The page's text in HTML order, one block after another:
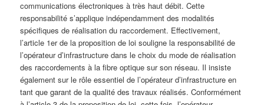
communications électroniques à très haut débit. Cette
responsabilité s’applique indépendamment des modalités
spécifiques de réalisation du raccordement. Effectivement,
l’article 1er de la proposition de loi souligne la responsabilité de
l’opérateur d’infrastructure dans le choix du mode de réalisation
des raccordements à la fibre optique sur son réseau. Il insiste
également sur le rôle essentiel de l’opérateur d’infrastructure en
tant que garant de la qualité des travaux réalisés. Conformément